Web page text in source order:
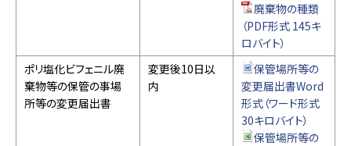
廃棄物の種類
（PDF形式 145キ
ロバイト）
ポリ塩化ビフェニル廃
棄物等の保管の事場
所等の変更届出書
変更後10日以
内
保管場所等の
変更届出書Word
形式（ワード形式
30キロバイト）
保管場所等の